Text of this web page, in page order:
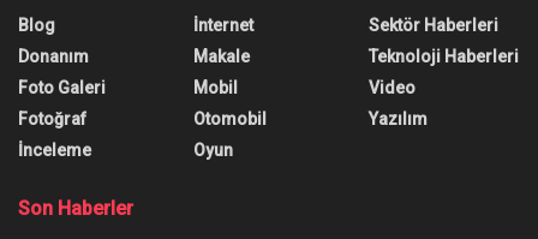
Samsung CES 2026’da
Kırışmaz Katlanabilir Ekranlarını
Sergiledi
Samsung, CES 2026'da sergilediği yeni nesil
en büyük sorunlarından birine çözüm getirecek.